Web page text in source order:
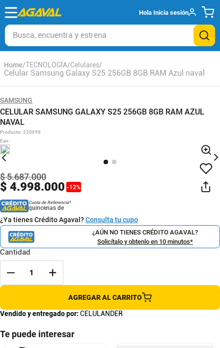
Hola Inicia sesión
Busca, encuentra y estrena
TECNOLOGÍA Celulares
Celular Samsung Galaxy S25 256GB 8GB RAM Azul naval
SAMSUNG
CELULAR SAMSUNG GALAXY S25 256GB 8GB RAM AZUL
NAVAL
Producto: 220698
Ean:
$ 4.998.000 -12%
$5.687.000
Cuota de Referencia*
quincenas de
¿Ya tienes Crédito Agaval?Consulta tu cupo
¿AÚN NO TIENES CRÉDITO AGAVAL?
Solicítalo y obtenlo en 10 minutos*
Cantidad
AGREGAR AL CARRITO
Vendido y entregado por: CELULANDER
Te puede interesar